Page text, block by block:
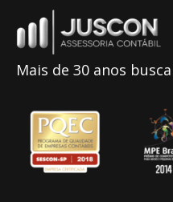
Mais de 30 anos